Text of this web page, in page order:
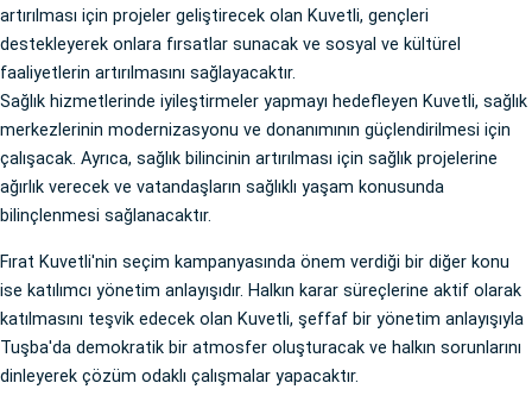
artırılması için projeler geliştirecek olan Kuvetli, gençleri
destekleyerek onlara fırsatlar sunacak ve sosyal ve kültürel
faaliyetlerin artırılmasını sağlayacaktır.
Sağlık hizmetlerinde iyileştirmeler yapmayı hedefleyen Kuvetli, sağlık
merkezlerinin modernizasyonu ve donanımının güçlendirilmesi için
çalışacak. Ayrıca, sağlık bilincinin artırılması için sağlık projelerine
ağırlık verecek ve vatandaşların sağlıklı yaşam konusunda
bilinçlenmesi sağlanacaktır.
Fırat Kuvetli'nin seçim kampanyasında önem verdiği bir diğer konu
ise katılımcı yönetim anlayışıdır. Halkın karar süreçlerine aktif olarak
katılmasını teşvik edecek olan Kuvetli, şeffaf bir yönetim anlayışıyla
Tuşba'da demokratik bir atmosfer oluşturacak ve halkın sorunlarını
dinleyerek çözüm odaklı çalışmalar yapacaktır.